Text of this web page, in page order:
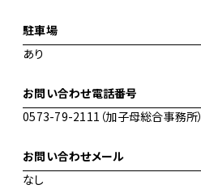
駐車場
あり
お問い合わせ電話番号
0573-79-2111（加子母総合事務所）
お問い合わせメール
なし